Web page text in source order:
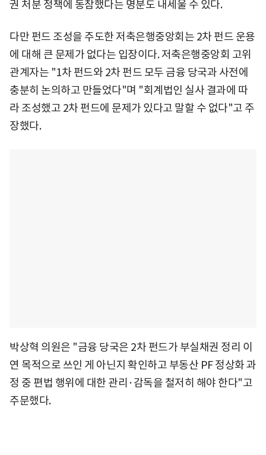
권 처분 정책에 동참했다는 명분도 내세울 수 있다.
다만 펀드 조성을 주도한 저축은행중앙회는 2차 펀드 운용
에 대해 큰 문제가 없다는 입장이다. 저축은행중앙회 고위
관계자는 "1차 펀드와 2차 펀드 모두 금융 당국과 사전에
충분히 논의하고 만들었다"며 "회계법인 실사 결과에 따
라 조성했고 2차 펀드에 문제가 있다고 말할 수 없다"고 주
장했다.
박상혁 의원은 "금융 당국은 2차 펀드가 부실채권 정리 이
연 목적으로 쓰인 게 아닌지 확인하고 부동산 PF 정상화 과
정 중 편법 행위에 대한 관리·감독을 철저히 해야 한다"고
주문했다.